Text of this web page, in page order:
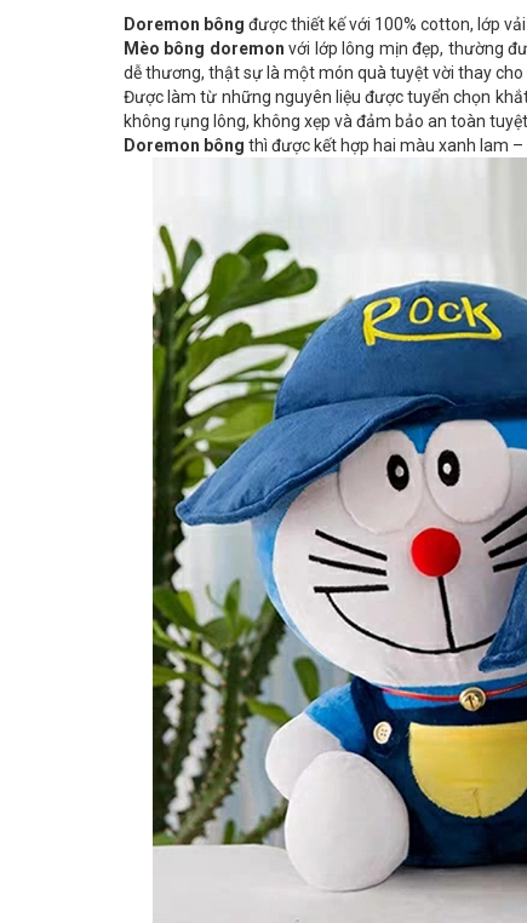
Doremon bông được thiết kế với 100% cotton, lớp
Mèo bông doremon với lớp lông mịn đẹp, thường
dễ thương, thật sự là một món quà tuyệt vời thay
Được làm từ những nguyên liệu được tuyển chọn
không rụng lông, không xẹp và đảm bảo an toàn
Doremon bông thì được kết hợp hai màu xanh lam